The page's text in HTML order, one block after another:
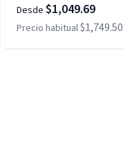
Desde $1,049.69
Precio habitual$1,749.50